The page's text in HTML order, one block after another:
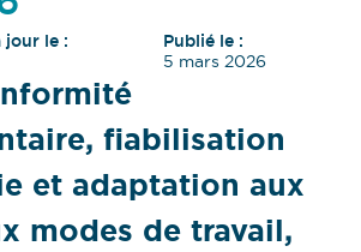
jour le :
Publié le :
5 mars 2026
fiabilisation
et adaptation aux
modes de travail,